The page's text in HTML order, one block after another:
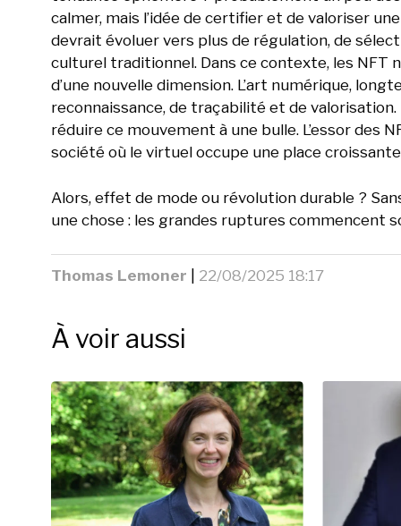
calmer, mais l’idée de certifier et de valoriser
devrait évoluer vers plus de régulation, de
culturel traditionnel. Dans ce contexte, les NFT
d’une nouvelle dimension. L’art numérique,
reconnaissance, de traçabilité et de
réduire ce mouvement à une bulle. L’essor des
société où le virtuel occupe une place
Alors, effet de mode ou révolution durable ?
une chose : les grandes ruptures commencent
Thomas Lemoner 22/08/2025 18:17
À voir aussi